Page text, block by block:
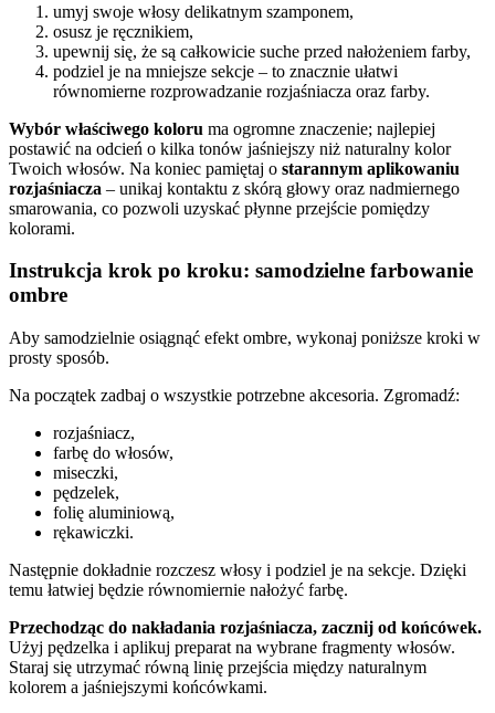
umyj swoje włosy delikatnym szamponem,
osusz je ręcznikiem,
upewnij się, że są całkowicie suche przed nałożeniem farby,
podziel je na mniejsze sekcje – to znacznie ułatwi
równomierne rozprowadzanie rozjaśniacza oraz farby.
Wybór właściwego koloru ma ogromne znaczenie; najlepiej
postawić na odcień o kilka tonów jaśniejszy niż naturalny kolor
Twoich włosów. Na koniec pamiętaj o starannym aplikowaniu
rozjaśniacza – unikaj kontaktu z skórą głowy oraz nadmiernego
smarowania, co pozwoli uzyskać płynne przejście pomiędzy
kolorami.
Instrukcja krok po kroku: samodzielne farbowanie
ombre
Aby samodzielnie osiągnąć efekt ombre, wykonaj poniższe kroki w
prosty sposób.
Na początek zadbaj o wszystkie potrzebne akcesoria. Zgromadź:
rozjaśniacz,
farbę do włosów,
miseczki,
pędzelek,
folię aluminiową,
rękawiczki.
Następnie dokładnie rozczesz włosy i podziel je na sekcje. Dzięki
temu łatwiej będzie równomiernie nałożyć farbę.
Przechodząc do nakładania rozjaśniacza, zacznij od końcówek.
Użyj pędzelka i aplikuj preparat na wybrane fragmenty włosów.
Staraj się utrzymać równą linię przejścia między naturalnym
kolorem a jaśniejszymi końcówkami.